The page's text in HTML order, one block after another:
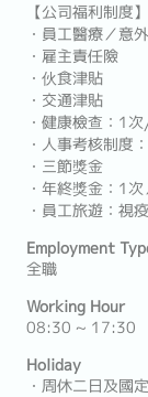
【公司福利制度】
・員工醫療／意
・雇主責任險
・伙食津貼
・交通津貼
・健康檢查：1
・人事考核制度
・三節獎金
・年終獎金：1
・員工旅遊：視
Employment
全職
Working Hour
08:30 ~ 17:30
Holiday
・周休二日及國